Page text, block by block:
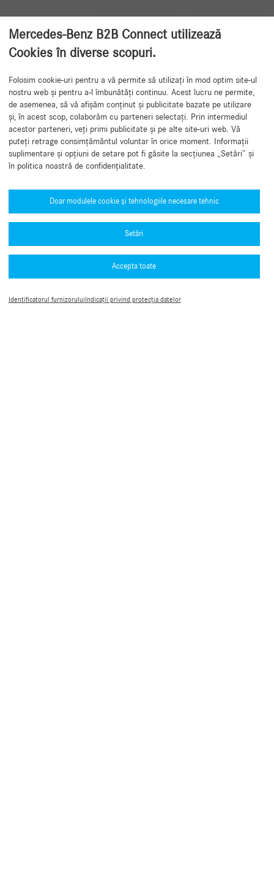
Mercedes-Benz B2B Connect utilizează
Cookies în diverse scopuri.
Folosim cookie-uri pentru a vă permite să utilizați în mod optim site-ul
nostru web și pentru a-l îmbunătăți continuu. Acest lucru ne permite,
de asemenea, să vă afișăm conținut și publicitate bazate pe utilizare
și, în acest scop, colaborăm cu parteneri selectați. Prin intermediul
acestor parteneri, veți primi publicitate și pe alte site-uri web. Vă
puteți retrage consimțământul voluntar în orice moment. Informații
suplimentare și opțiuni de setare pot fi găsite la secțiunea „Setări” și
în politica noastră de confidențialitate.
Doar modulele cookie și tehnologiile necesare tehnic
Setări
Accepta toate
Identificatorul furnizorului Indicații privind protecția datelor
Înapoi la început
Aveți nevoie de ajutor?
Mercedes-Benz Global Training
Noutati
Politica de confidențialitate B2B Connect
Condiții de utilizare pentru Mercedes-Benz B2B Connect